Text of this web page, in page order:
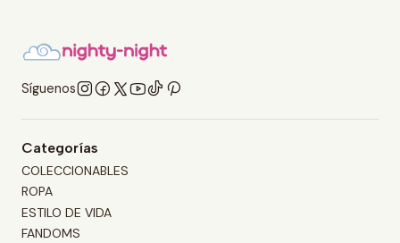
Síguenos
Categorías
COLECCIONABLES
ROPA
ESTILO DE VIDA
FANDOMS